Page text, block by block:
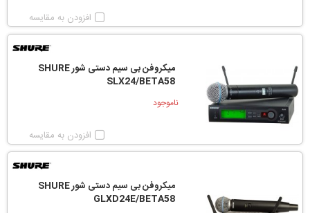
افزودن به مقایسه
میکروفن بی سیم دستی شور SHURE
SLX24/BETA58
ناموجود
افزودن به مقایسه
میکروفن بی سیم دستی شور SHURE
GLXD24E/BETA58